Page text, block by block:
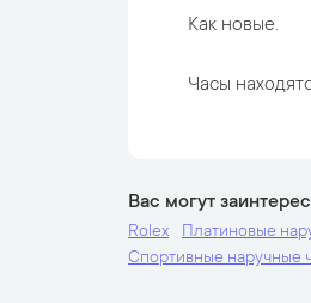
Как новые.
Часы
Вас могут
Rolex Платиновые
Спортивные наручные